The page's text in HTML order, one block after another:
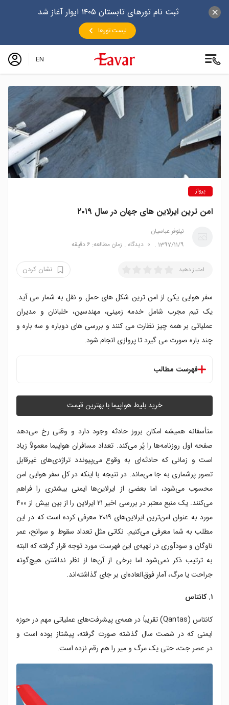
ثبت نام تورهای تابستان ۱۴۰۵ ایوار آغاز شد
لیست تورها
EN
پرواز
امن ترین ایرلاین های جهان در سال ۲۰۱۹
نیلوفر عباسیان
1397/11/9
0 دیدگاه زمان مطالعه: 6 دقیقه
امتیاز دهید نشان کردن
سفر هوایی یکی از امن ترین شکل های حمل و نقل به شمار می آید.
یک تیم مجرب شامل خدمه زمینی، مهندسین، خلبانان و مدیران
عملیاتی بر همه چیز نظارت می کنند و بررسی های دوباره و سه باره و
چند باره صورت می گیرد تا پروازی انجام شود.
فهرست مطالب
۳. ویرجین آتلانتیک
۴. یونایتد
۵. ایرلاین سنگاپور
۷. هواپیمایی اسکاندیناوی
۸. هواپیمایی قطر
۹. لوفت هانزا
۱۰. کا ال ام
۱۱. شرکت هواپیمایی هاوایی
۱۲. فین ایر
۱۳. اوا ایر
۱۴. هواپیمایی امارات
۱۷. آسترین ایرلاینز
۱۹. آل نیپون ایرویز
۲۰. آلاسکا
۲۱. ایر نیوزیلند
خرید بلیط هواپیما با بهترین قیمت
متأسفانه همیشه امکان بروز حادثه وجود دارد و وقتی رخ می‌دهد
صفحه اول روزنامه‌ها را پُر می‌کند. تعداد مسافران هواپیما معمولاً زیاد
است و زمانی که حادثه‌ای به وقوع می‌پیوندد تراژدی‌های غیرقابل
تصور پرشماری به جا می‌ماند. در نتیجه با اینکه در کل سفر هوایی امن
محسوب می‌شود، اما بعضی از ایرلاین‌ها ایمنی بیشتری را فراهم
می‌کنند. یک منبع معتبر در بررسی اخیر ۲۱ ایرلاین را از بین بیش از ۴۰۰
مورد به عنوان امن‌ترین ایرلاین‌های ۲۰۱۹ معرفی کرده است که در این
مطلب به شما معرفی می‌کنیم. نکاتی مثل تعداد سقوط و سوانح، عمر
ناوگان و سودآوری در تهیه‌ی این فهرست مورد توجه قرار گرفته که البته
به ترتیب ذکر نمی‌شود اما برخی از آن‌ها از نظر نداشتن هیچ‌گونه
جراحت یا مرگ، آمار فوق‌العاده‌ای بر جای گذاشته‌اند.
۱. کانتاس
کانتاس (Qantas) تقریباً در همه‌ی پیشرفت‌های عملیاتی مهم در حوزه
ایمنی که در شصت سال گذشته صورت گرفته، پیشتاز بوده است و
در عصر جت، حتی یک مرگ و میر را هم رقم نزده است.